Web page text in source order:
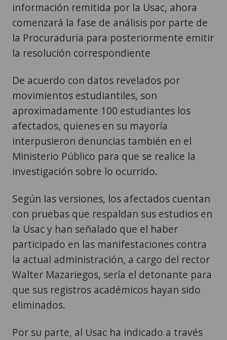
información remitida por la Usac, ahora
comenzará la fase de análisis por parte de
la Procuraduría para posteriormente emitir
la resolución correspondiente
De acuerdo con datos revelados por
movimientos estudiantiles, son
aproximadamente 100 estudiantes los
afectados, quienes en su mayoría
interpusieron denuncias también en el
Ministerio Público para que se realice la
investigación sobre lo ocurrido.
Según las versiones, los afectados cuentan
con pruebas que respaldan sus estudios en
la Usac y han señalado que el haber
participado en las manifestaciones contra
la actual administración, a cargo del rector
Walter Mazariegos, sería el detonante para
que sus registros académicos hayan sido
eliminados.
Por su parte, al Usac ha indicado a través